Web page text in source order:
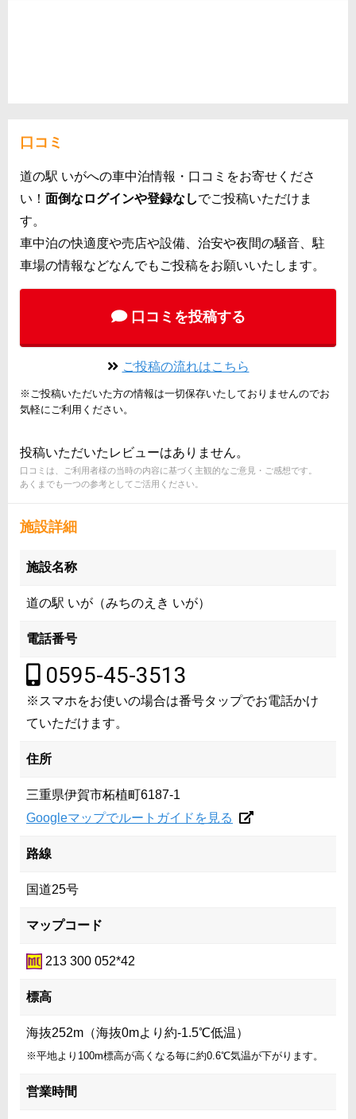
口コミ
道の駅 いがへの車中泊情報・口コミをお寄せくださ
い！ 面倒なログインや登録なしでご投稿いただけま
す。
車中泊の快適度や売店や設備、治安や夜間の騒音、駐
車場の情報などなんでもご投稿をお願いいたします。
口コミを投稿する
ご投稿の流れはこちら
※ご投稿いただいた方の情報は一切保存いたしておりませんのでお
気軽にご利用ください。
投稿いただいたレビューはありません。
口コミは、ご利用者様の当時の内容に基づく主観的なご意見・ご感想です。
あくまでも一つの参考としてご活用ください。
施設詳細
施設名称
道の駅 いが（みちのえき いが）
電話番号
0595-45-3513
※スマホをお使いの場合は番号タップでお電話かけ
ていただけます。
住所
三重県伊賀市柘植町6187-1
Googleマップでルートガイドを見る
路線
国道25号
マップコード
213 300 052*42
標高
海抜252m（海抜0mより約-1.5℃低温）
※平地より100m標高が高くなる毎に約0.6℃気温が下がります。
営業時間